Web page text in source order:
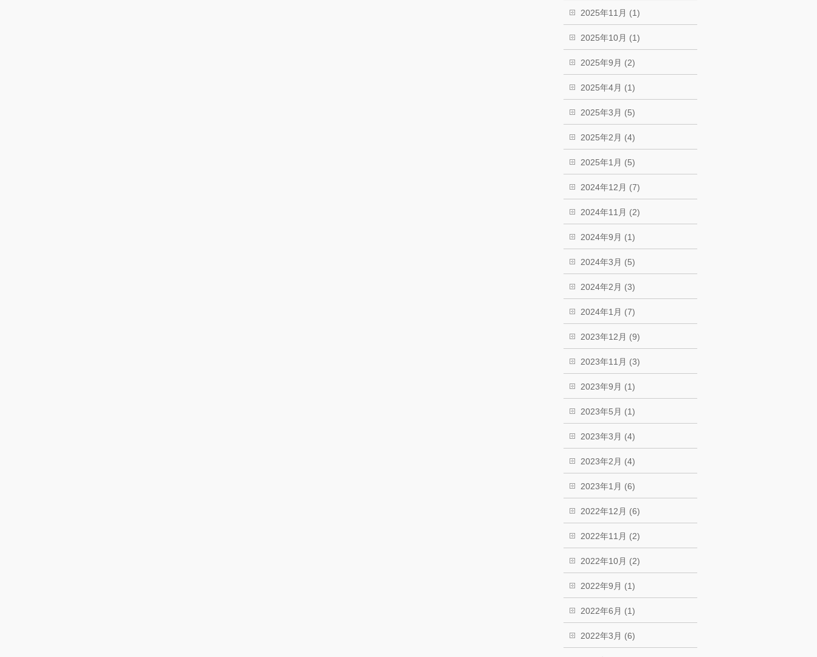
2025年11月 (1)
2025年10月 (1)
2025年9月 (2)
2025年4月 (1)
2025年3月 (5)
2025年2月 (4)
2025年1月 (5)
2024年12月 (7)
2024年11月 (2)
2024年9月 (1)
2024年3月 (5)
2024年2月 (3)
2024年1月 (7)
2023年12月 (9)
2023年11月 (3)
2023年9月 (1)
2023年5月 (1)
2023年3月 (4)
2023年2月 (4)
2023年1月 (6)
2022年12月 (6)
2022年11月 (2)
2022年10月 (2)
2022年9月 (1)
2022年6月 (1)
2022年3月 (6)